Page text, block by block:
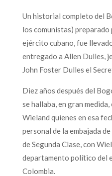
Un historial completo del
los comunistas)
ejército cubano, fue
entregado a Allen Dulles,
John Foster Dulles el
Diez años después del
se hallaba, en gran
Wieland quienes en esa
personal de la embajada
de Segunda Clase, con
departamento político del
Colombia.